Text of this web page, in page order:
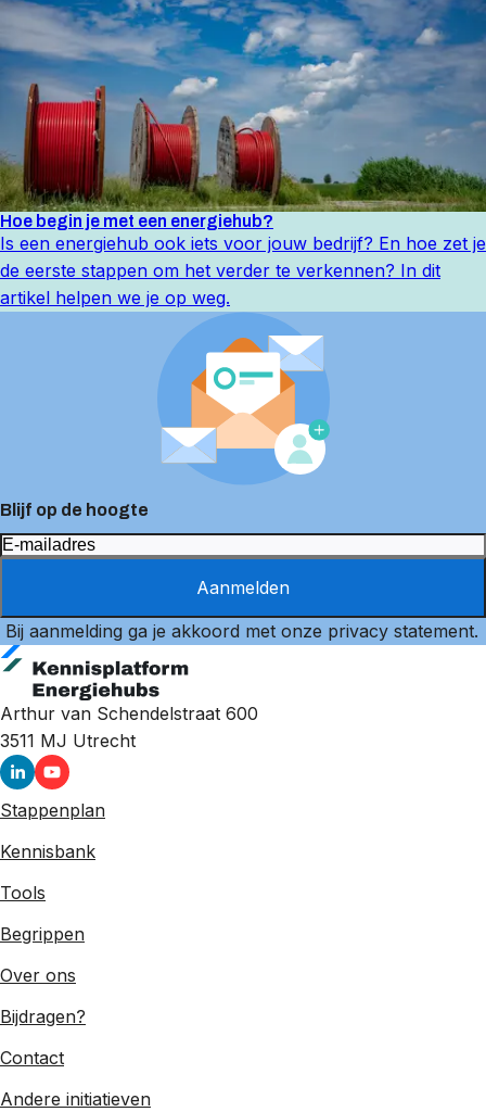
Hoe begin je met een energiehub?
Is een energiehub ook iets voor jouw bedrijf? En hoe zet je
de eerste stappen om het verder te verkennen? In dit
artikel helpen we je op weg.
Blijf op de hoogte
Aanmelden
Bij aanmelding ga je akkoord met onze privacy statement.
Arthur van Schendelstraat 600
3511 MJ Utrecht
Stappenplan
Kennisbank
Tools
Begrippen
Over ons
Bijdragen?
Contact
Andere initiatieven